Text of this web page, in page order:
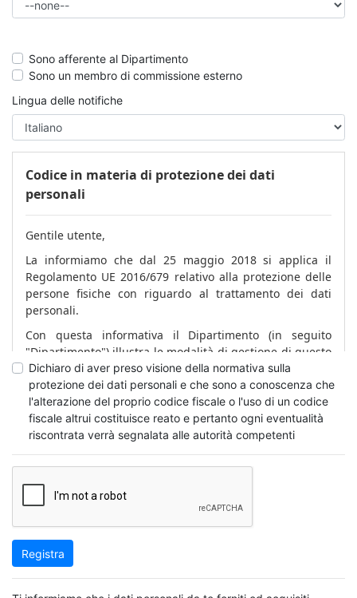
Sono afferente al Dipartimento
Sono un membro di commissione esterno
Lingua delle notifiche
Codice in materia di protezione dei dati
personali
Gentile utente,
La informiamo che dal 25 maggio 2018 si applica il
Regolamento UE 2016/679 relativo alla protezione delle
persone fisiche con riguardo al trattamento dei dati
personali.
Con questa informativa il Dipartimento (in seguito
"Dipartimento") illustra le modalità di gestione di questo
sito, come utilizzerà i dati che La riguardano, inclusi
quelli da Lei forniti, per usufruire dei servizi presenti sul
sito web e quali sono i diritti che Le sono riconosciuti dal
Regolamento UE 2016/679.
Il Dipartimento pone, infatti, costante attenzione alla
L'informativa non è valida per altri siti web
eventualmente consultabili tramite i link presenti, di cui
Dati di navigazione
I sistemi informatici e le procedure software preposte al
Dichiaro di aver preso visione della normativa sulla
protezione dei dati personali e che sono a conoscenza che
l'alterazione del proprio codice fiscale o l'uso di un codice
fiscale altrui costituisce reato e pertanto ogni eventualità
riscontrata verrà segnalata alle autorità competenti
Registra